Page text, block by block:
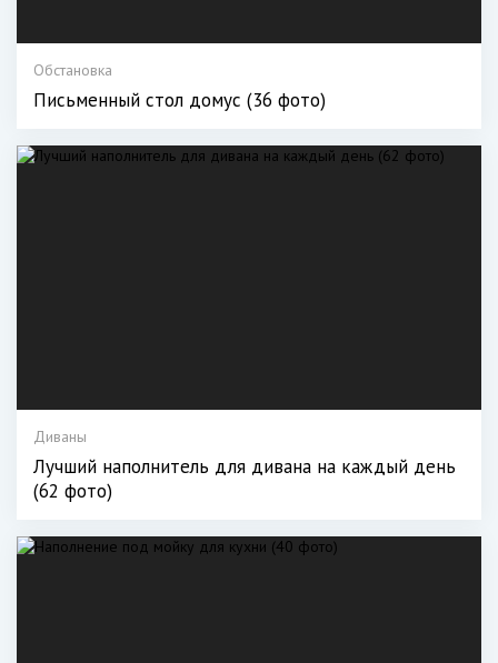
Обстановка
Письменный стол домус (36 фото)
Диваны
Лучший наполнитель для дивана на каждый день
(62 фото)